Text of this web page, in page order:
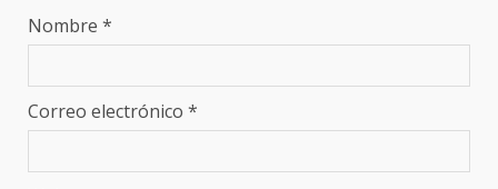
Nombre *
Correo electrónico *